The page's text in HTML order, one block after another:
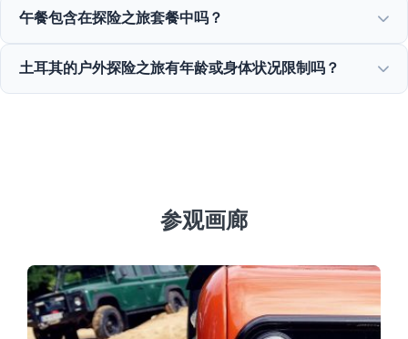
备用衣服。
午餐包含在探险之旅套餐中吗？
都包含美味的当地午餐。
土耳其的户外探险之旅有年龄或身体状况限制吗？
参观画廊